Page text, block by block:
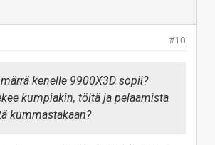
#10
kenelle 9900X3D sopii?
kumpiakin, töitä ja pelaamista
kummastakaan?